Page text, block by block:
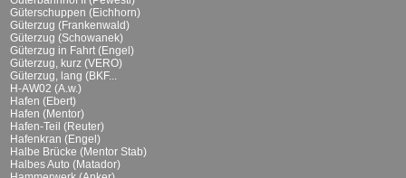
Güterschuppen (Eichhorn)
Güterzug (Frankenwald)
Güterzug (Schowanek)
Güterzug in Fahrt (Engel)
Güterzug, kurz (VERO)
Güterzug, lang (BKF...
H-AW02 (A.w.)
Hafen (Ebert)
Hafen (Mentor)
Hafen-Teil (Reuter)
Hafenkran (Engel)
Halbe Brücke (Mentor Stab)
Halbes Auto (Matador)